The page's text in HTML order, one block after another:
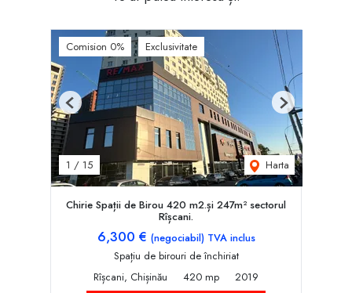
Comision 0% Exclusivitate
1 / 15 Harta
Previous Next
Chirie Spații de Birou 420 m2.și 247m² sectorul
Rîșcani.
6,300 € (negociabil) TVA inclus
Spațiu de birouri de închiriat
Rîșcani, Chișinău
420 mp
2019